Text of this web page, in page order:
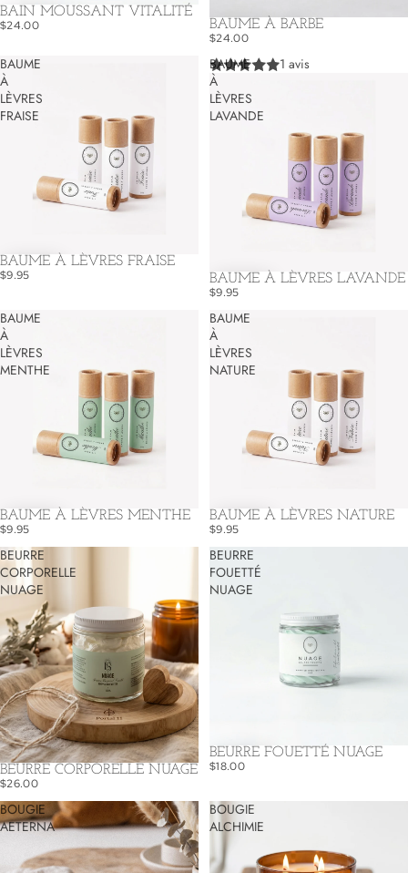
BAIN MOUSSANT VITALITÉ
$24.00
BAUME À BARBE
$24.00
BAUME
À
LÈVRES
FRAISE
BAUME À LÈVRES FRAISE
$9.95
BAUME
À
LÈVRES
LAVANDE
1 avis
BAUME À LÈVRES LAVANDE
$9.95
BAUME
À
LÈVRES
MENTHE
BAUME À LÈVRES MENTHE
$9.95
BAUME
À
LÈVRES
NATURE
BAUME À LÈVRES NATURE
$9.95
BEURRE
CORPORELLE
NUAGE
BEURRE CORPORELLE NUAGE
$26.00
BEURRE
FOUETTÉ
NUAGE
BEURRE FOUETTÉ NUAGE
$18.00
BOUGIE
AETERNA
BOUGIE
ALCHIMIE